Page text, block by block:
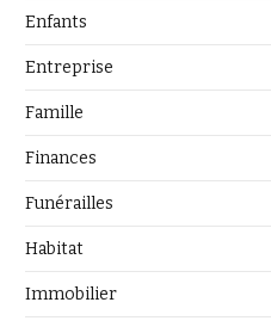
Enfants
Entreprise
Famille
Finances
Funérailles
Habitat
Immobilier